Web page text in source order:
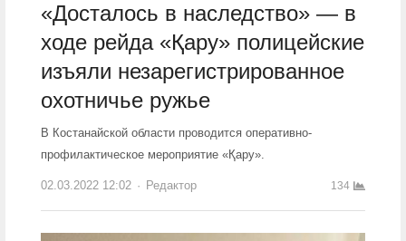
«Досталось в наследство» — в
ходе рейда «Қару» полицейские
изъяли незарегистрированное
охотничье ружье
В Костанайской области проводится оперативно-
профилактическое мероприятие «Қару».
02.03.2022 12:02 Author
Редактор 134